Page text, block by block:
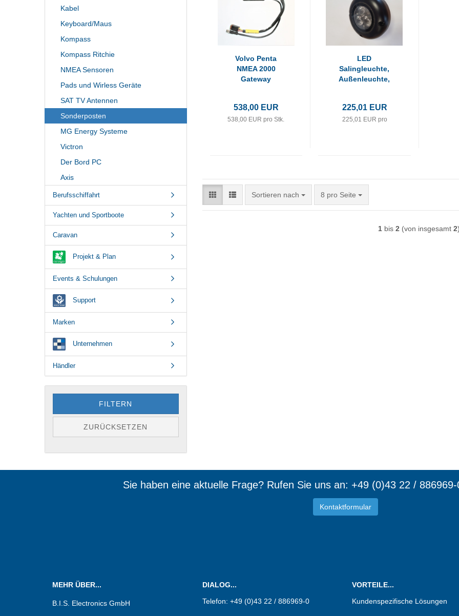
Volvo Penta
NMEA 2000
Gateway
538,00 EUR
538,00 EUR pro Stk.
LED
Salingleuchte,
Außenleuchte,
225,01 EUR
225,01 EUR pro
Sortieren nach
Sortieren nach 8 pro Seite
pro Seite
1 bis2 (von insgesamt2
Kabel
Keyboard/Maus
Kompass
Kompass Ritchie
NMEA Sensoren
Pads und Wirless Geräte
SAT TV Antennen
Sonderposten
MG Energy Systeme
Victron
Der Bord PC
Axis
Berufsschiffahrt
Yachten und Sportboote
Caravan
Projekt & Plan
Events & Schulungen
Support
Marken
Unternehmen
Händler
FILTERN
ZURÜCKSETZEN
Sie haben eine aktuelle Frage? Rufen Sie uns an: +49 (0)43 22 /
Kontaktformular
MEHR ÜBER...
B.I.S. Electronics GmbH
DIALOG...
Telefon: +49 (0)43 22 / 886969-0
VORTEILE...
Kundenspezifische Lösungen